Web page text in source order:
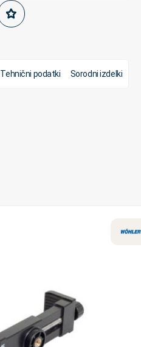
Tehnični podatki Sorodni izdelki